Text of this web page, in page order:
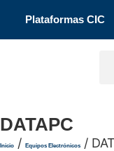
Plataformas CIC
DATAPC
Inicio / Equipos Electrónicos /